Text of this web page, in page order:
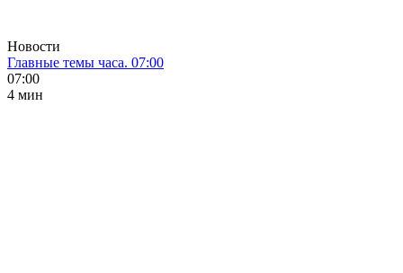
Новости
Главные темы часа. 07:00
07:00
4 мин